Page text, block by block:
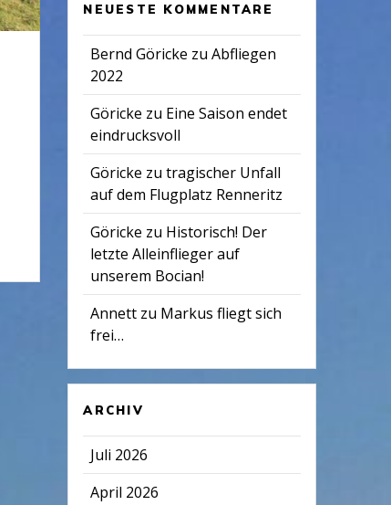
NEUESTE KOMMENTARE
Bernd Göricke zuAbfliegen
2022
Göricke zu Eine Saison endet
eindrucksvoll
Göricke zutragischer Unfall
auf dem Flugplatz Renneritz
Göricke zu Historisch! Der
letzte Alleinflieger auf
unserem Bocian!
Annett zu Markus fliegt sich
frei…
ARCHIV
Juli 2026
April 2026